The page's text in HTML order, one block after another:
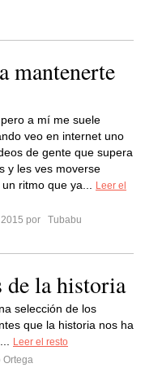
mantenerte
a mí me suele
veo en internet uno
de gente que supera
y les ves moverse
ritmo que ya...
Leer el
por
Tubabu
de la historia
selección de los
que la historia nos ha
Leer el resto
Ortega